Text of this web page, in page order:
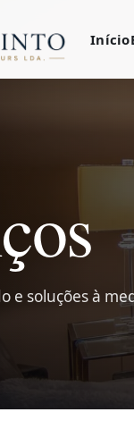
Início
e soluções à